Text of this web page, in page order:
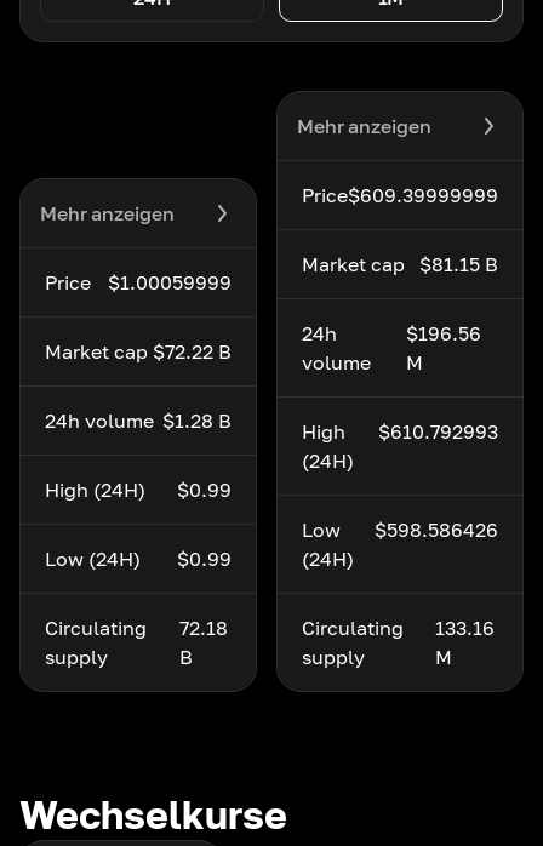
Mehr anzeigen
Price $1.00059999
Market cap $72.22 B
24h volume $1.28 B
High (24H) $0.99
Low (24H) $0.99
Circulating
supply
72.18
B
Mehr anzeigen
Price$609.39999999
Market cap $81.15 B
24h
volume
$196.56
M
High
(24H)
$610.792993
Low
(24H)
$598.586426
Circulating
supply
133.16
M
Wechselkurse